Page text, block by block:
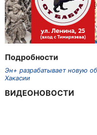
Подробности
Эн+ разрабатывает новую
Хакасии
ВИДЕОНОВОСТИ